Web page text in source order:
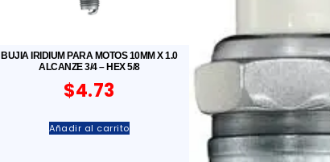
BUJIA IRIDIUM PARA MOTOS 10MM X 1.0
ALCANZE 3/4 – HEX 5/8
$4.73
Añadir al carrito